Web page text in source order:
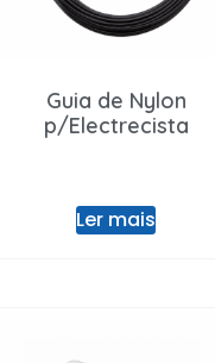
Guia de Nylon
p/Electrecista
Ler mais